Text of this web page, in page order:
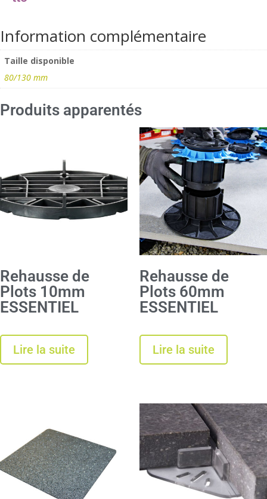
Information complémentaire
Taille disponible
80/130 mm
Produits apparentés
Rehausse de
Plots 10mm
ESSENTIEL
Lire la suite
Rehausse de
Plots 60mm
ESSENTIEL
Lire la suite